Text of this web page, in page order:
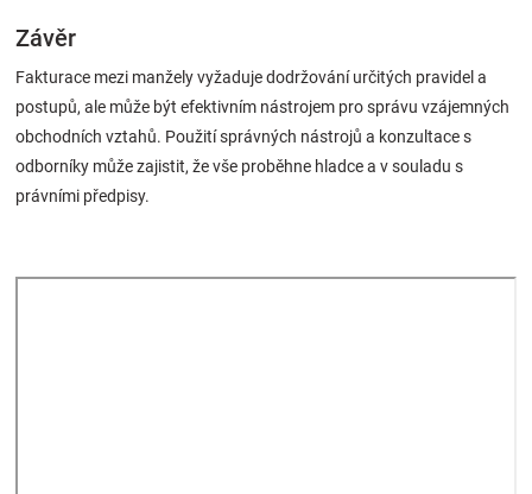
Závěr
Fakturace mezi manžely vyžaduje dodržování určitých pravidel a
postupů, ale může být efektivním nástrojem pro správu vzájemných
obchodních vztahů. Použití správných nástrojů a konzultace s
odborníky může zajistit, že vše proběhne hladce a v souladu s
právními předpisy.